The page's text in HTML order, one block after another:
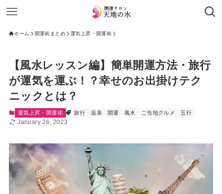
ホーム 開運術まとめ 運気上昇・開運術
【風水レッスン編】簡単開運方法・旅行
が運気を運ぶ！？幸せのお出掛けテク
ニックとは？
運気上昇・開運術 旅行 温泉 開運 風水 ご当地グルメ 五行
January 26, 2023